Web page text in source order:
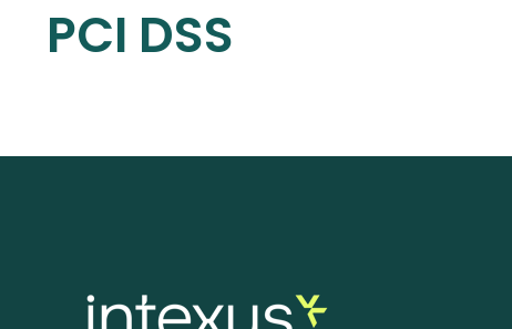
PCI DSS